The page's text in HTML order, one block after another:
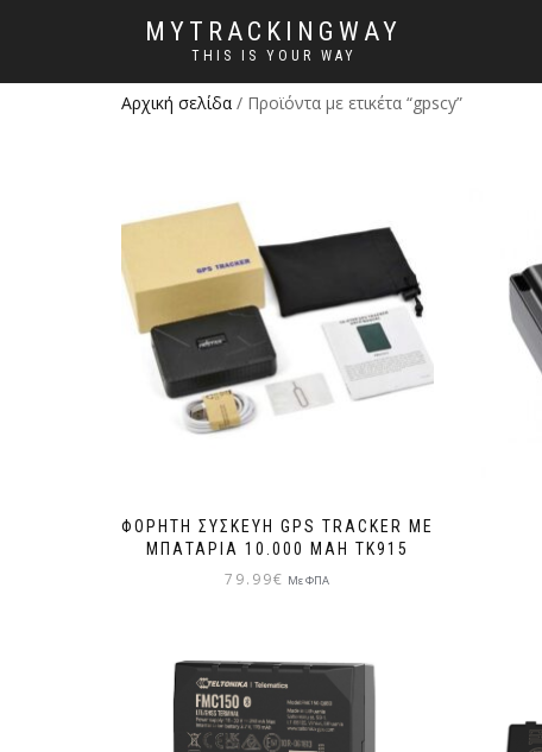
MYTRACKINGWAY
THIS IS YOUR WAY
Αρχική σελίδα / Προϊόντα με ετικέτα “gpscy”
ΦΟΡΗΤΉ ΣΥΣΚΕΥΉ GPS TRACKER ΜΕ
ΜΠΑΤΑΡΊΑ 10.000 MAH ΤΚ915
79.99€ Με ΦΠΑ